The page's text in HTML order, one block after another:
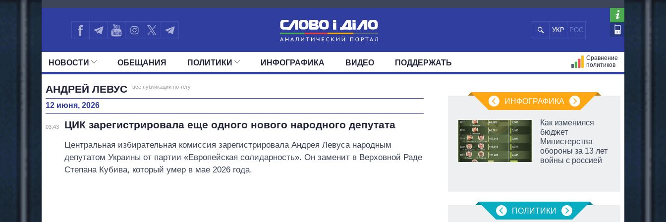
1499
УКР РОС
НОВОСТИ ОБЕЩАНИЯ ПОЛИТИКИ
ВСЕ ПОЛИТИКИ ПРЕЗИДЕНТ И ОФИС
ИНФОГРАФИКА ВИДЕО ПОДДЕРЖАТЬ
Сравнение
политиков
АНДРЕЙ ЛЕВУС все публикации по тегу
12 июня, 2026
03:43 ЦИК зарегистрировала еще одного нового народного депутата
Центральная избирательная комиссия зарегистрировала Андрея Левуса народным
депутатом Украины от партии «Европейская солидарность». Он заменит в Верховной Раде
Степана Кубива, который умер в мае 2026 года.
ИНФОГРАФИКА
От 1 месяца – до 5
лет: кто и как долго
занимал
должность
руководителя СВР
Как изменился
бюджет
Министерства
обороны за 13 лет
войны с россией
ПОЛИТИКИ